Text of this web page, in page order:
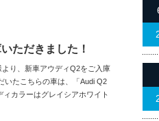
ただきました！
り、新車アウディQ2をご入庫
いたこちらの車は、「Audi Q2
カラーはグレイシアホワイト